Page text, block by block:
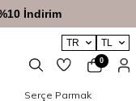
İndirim
TR TL
0
Serçe Parmak